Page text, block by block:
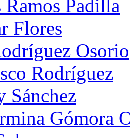
Ramos Padilla
Flores
Osorio
Rodríguez
Sánchez
Gómora